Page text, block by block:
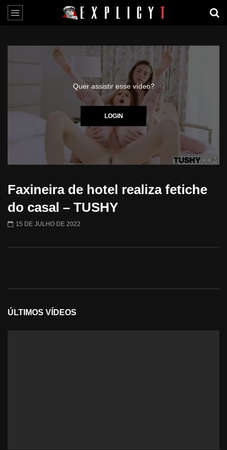
Quer assistir esse vídeo?
LOGIN
Faxineira de hotel realiza fetiche
do casal – TUSHY
15 DE JULHO DE 2022
ÚLTIMOS VÍDEOS